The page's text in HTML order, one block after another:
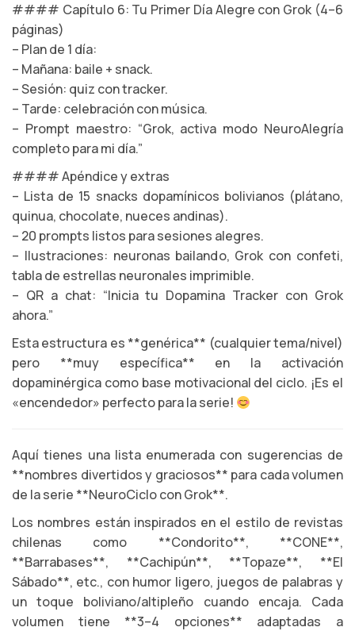
#### Capítulo 6: Tu Primer Día Alegre con Grok (4–6
páginas)
– Plan de 1 día:
– Mañana: baile + snack.
– Sesión: quiz con tracker.
– Tarde: celebración con música.
– Prompt maestro: “Grok, activa modo NeuroAlegría
completo para mi día.”
#### Apéndice y extras
– Lista de 15 snacks dopamínicos bolivianos (plátano,
quinua, chocolate, nueces andinas).
– 20 prompts listos para sesiones alegres.
– Ilustraciones: neuronas bailando, Grok con confeti,
tabla de estrellas neuronales imprimible.
– QR a chat: “Inicia tu Dopamina Tracker con Grok
ahora.”
Esta estructura es **genérica** (cualquier tema/nivel)
pero **muy específica** en la activación
dopaminérgica como base motivacional del ciclo. ¡Es el
«encendedor» perfecto para la serie!
Aquí tienes una lista enumerada con sugerencias de
**nombres divertidos y graciosos** para cada volumen
de la serie **NeuroCiclo con Grok**.
Los nombres están inspirados en el estilo de revistas
chilenas como **Condorito**, **CONE**,
**Barrabases**, **Cachipún**, **Topaze**, **El
Sábado**, etc., con humor ligero, juegos de palabras y
un toque boliviano/altipleño cuando encaja. Cada
volumen tiene **3–4 opciones** adaptadas a